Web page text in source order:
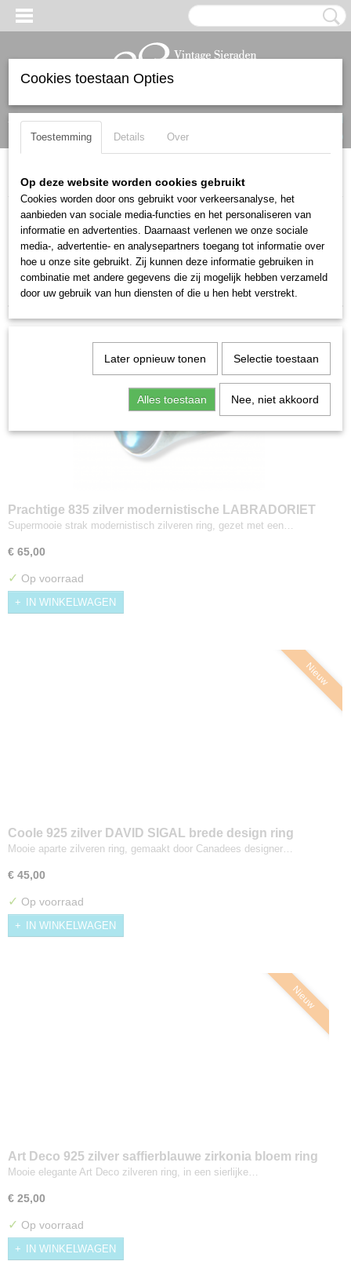
Inloggen Registreren
(0)
Home >Ringen
Sorteer op:
1 2 3 4 »
Nieuw
Prachtige 835 zilver modernistische LABRADORIET
ring Maat 17/17,5
Supermooie strak modernistisch zilveren ring, gezet met een…
€ 65,00
✓ Op voorraad
IN WINKELWAGEN
Nieuw
Coole 925 zilver DAVID SIGAL brede design ring
zirkonia Maat 17,5/18
Mooie aparte zilveren ring, gemaakt door Canadees designer…
€ 45,00
✓ Op voorraad
IN WINKELWAGEN
Nieuw
Art Deco 925 zilver saffierblauwe zirkonia bloem ring
Maat 17,5
Mooie elegante Art Deco zilveren ring, in een sierlijke…
€ 25,00
✓ Op voorraad
IN WINKELWAGEN
Cookies toestaan Opties
Toestemming Details Over
Op deze website worden cookies gebruikt
Cookies worden door ons gebruikt voor verkeersanalyse, het
aanbieden van sociale media-functies en het personaliseren van
informatie en advertenties. Daarnaast verlenen we onze sociale
media-, advertentie- en analysepartners toegang tot informatie over
hoe u onze site gebruikt. Zij kunnen deze informatie gebruiken in
combinatie met andere gegevens die zij mogelijk hebben verzameld
door uw gebruik van hun diensten of die u hen hebt verstrekt.
Later opnieuw tonen Selectie toestaan
Alles toestaan Nee, niet akkoord